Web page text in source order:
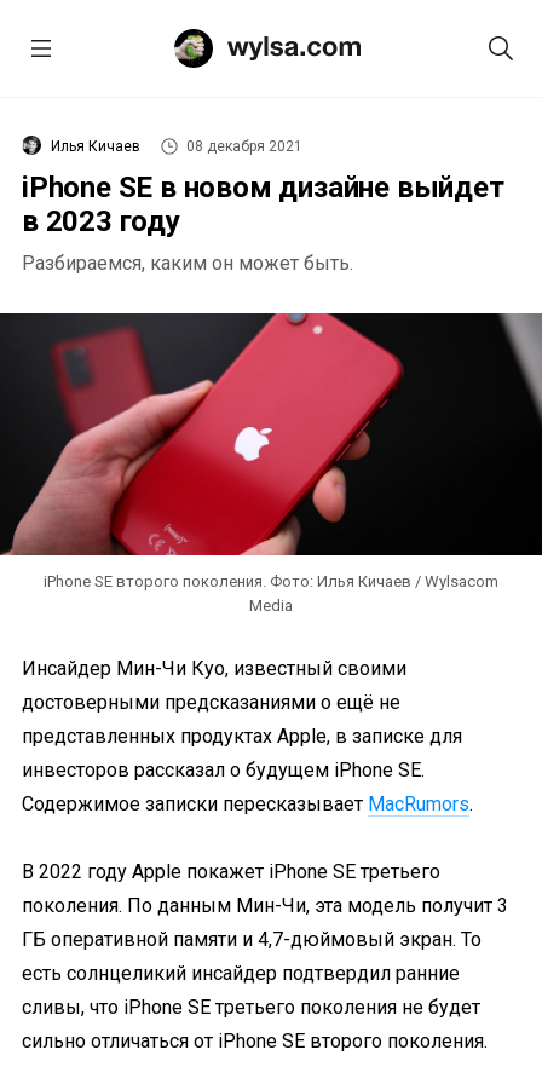
Илья Кичаев 08 декабря 2021
iPhone SE в новом дизайне выйдет
в 2023 году
Разбираемся, каким он может быть.
iPhone SE второго поколения. Фото: Илья Кичаев / Wylsacom
Media
Инсайдер Мин-Чи Куо, известный своими
достоверными предсказаниями о ещё не
представленных продуктах Apple, в записке для
инвесторов рассказал о будущем iPhone SE.
Содержимое записки пересказывает MacRumors.
В 2022 году Apple покажет iPhone SE третьего
поколения. По данным Мин-Чи, эта модель получит 3
ГБ оперативной памяти и 4,7-дюймовый экран. То
есть солнцеликий инсайдер подтвердил ранние
сливы, что iPhone SE третьего поколения не будет
сильно отличаться от iPhone SE второго поколения.